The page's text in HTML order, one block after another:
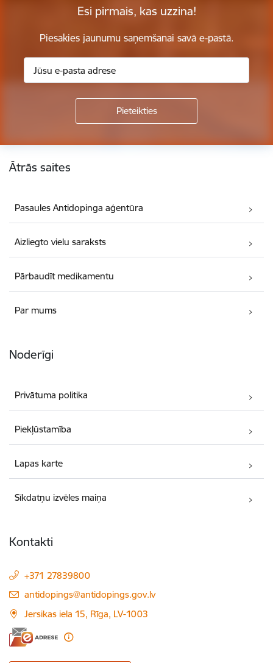
Esi pirmais, kas uzzina!
Piesakies jaunumu saņemšanai savā e-pastā.
Ātrās saites
Pasaules Antidopinga aģentūra
Aizliegto vielu saraksts
Pārbaudīt medikamentu
Par mums
Noderīgi
Privātuma politika
Piekļūstamība
Lapas karte
Sīkdatņu izvēles maiņa
Kontakti
+371 27839800
E-pasts:
antidopings@antidopings.gov.lv
Jersikas iela 15, Rīga, LV-1003